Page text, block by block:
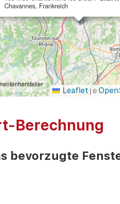
Chavannes, Frankreich
Leaflet |©
Berechnung
bevorzugte